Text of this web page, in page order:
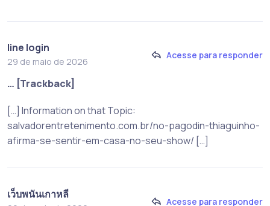
line login
29 de maio de 2026
Acesse para responder
… [Trackback]
[…] Information on that Topic:
salvadorentretenimento.com.br/no-pagodin-thiaguinho-
afirma-se-sentir-em-casa-no-seu-show/ […]
เว็บพนันเกาหลี
Acesse para responder